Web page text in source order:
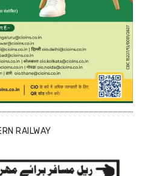
RAILWAY